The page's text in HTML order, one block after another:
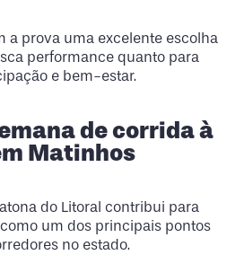
a prova uma excelente escolha
performance quanto para
e bem-estar.
de corrida à
Matinhos
do Litoral contribui para
um dos principais pontos
no estado.